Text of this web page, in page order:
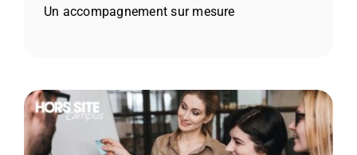
Un accompagnement sur mesure